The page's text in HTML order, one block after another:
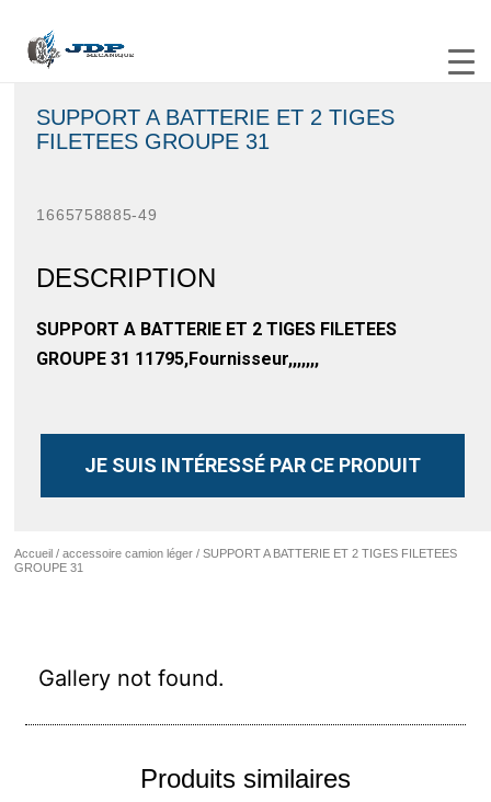
Accueil /accessoire camion léger / SUPPORT A BATTERIE ET 2 TIGES FILETEES
GROUPE 31
Gallery not found.
SUPPORT A BATTERIE ET 2 TIGES
FILETEES GROUPE 31
1665758885-49
DESCRIPTION
SUPPORT A BATTERIE ET 2 TIGES FILETEES
GROUPE 31 11795,Fournisseur,,,,,,,
JE SUIS INTÉRESSÉ PAR CE PRODUIT
Produits similaires